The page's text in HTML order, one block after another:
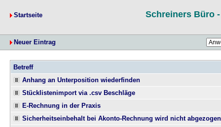
Startseite Schreiners Büro
Neuer Eintrag
Betreff
Anhang an Unterposition wiederfinden
Stücklistenimport via .csv Beschläge
E-Rechnung in der Praxis
Sicherheitseinbehalt bei Akonto-Rechnung wird nicht abgezogen